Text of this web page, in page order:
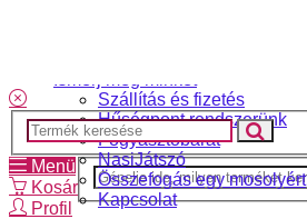
Szállítás és fizetés
Hűségpont rendszerünk
Fogyasztóbarát
NasiJátszó
Összefogás egy mosolyért
Kapcsolat
Menü
Kosár
Profil